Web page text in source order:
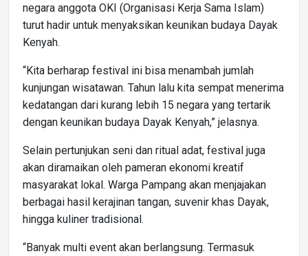
negara anggota OKI (Organisasi Kerja Sama Islam)
turut hadir untuk menyaksikan keunikan budaya Dayak
Kenyah.
“Kita berharap festival ini bisa menambah jumlah
kunjungan wisatawan. Tahun lalu kita sempat menerima
kedatangan dari kurang lebih 15 negara yang tertarik
dengan keunikan budaya Dayak Kenyah,” jelasnya.
Selain pertunjukan seni dan ritual adat, festival juga
akan diramaikan oleh pameran ekonomi kreatif
masyarakat lokal. Warga Pampang akan menjajakan
berbagai hasil kerajinan tangan, suvenir khas Dayak,
hingga kuliner tradisional.
“Banyak multi event akan berlangsung. Termasuk